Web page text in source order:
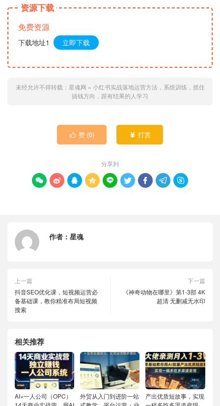
资源下载
免费资源
下载地址1 立即下载
未经允许不得转载： 星魂网 » 小红书实战落地运营方法，系统训练，抓住
搞钱方向，跟有结果的人学习
 赞 (0)  打赏
分享到
        
作者： 星魂
上一篇
抖音SEO优化课，短视频运营必
备基础课，教你精准布局短视频
搜索
下一篇
《神奇动物在哪里》第1-3部 4K
超清 无删减无水印
相关推荐
AI×一人公司（OPC）
外贸从入门到进阶一站
产出优质短故事，实现